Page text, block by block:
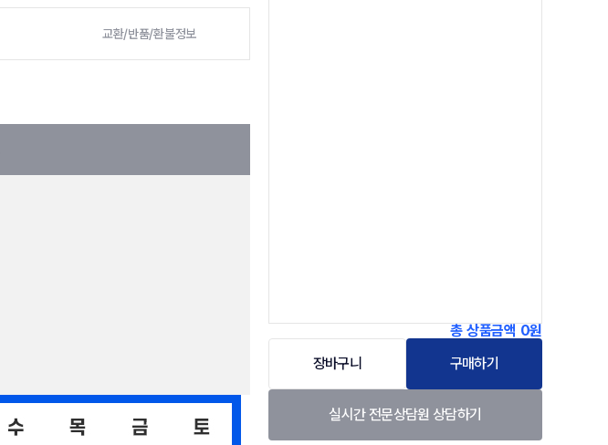
교환/반품/환불정보
총 상품금액 0원
장바구니
구매하기
실시간 전문상담원 상담하기